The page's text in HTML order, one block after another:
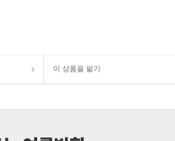
이 상품을 팔기